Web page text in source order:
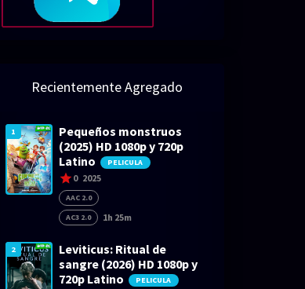
Recientemente Agregado
1
Pequeños monstruos
(2025) HD 1080p y 720p
Latino
PELICULA
0 2025
AAC 2.0
AC3 2.0
1h 25m
2
Leviticus: Ritual de
sangre (2026) HD 1080p y
720p Latino
PELICULA